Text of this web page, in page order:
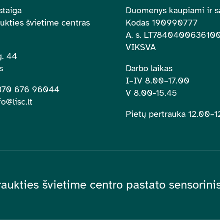
švietime centras
44
676 96044
Duomenys kaupiami ir
Kodas 190990777
A. s.
VIKSVA
Darbo laikas
I–IV 8.00–17.00
V 8.00-15.45
Pietų pertrauka 12.00–
švietime centro pastato